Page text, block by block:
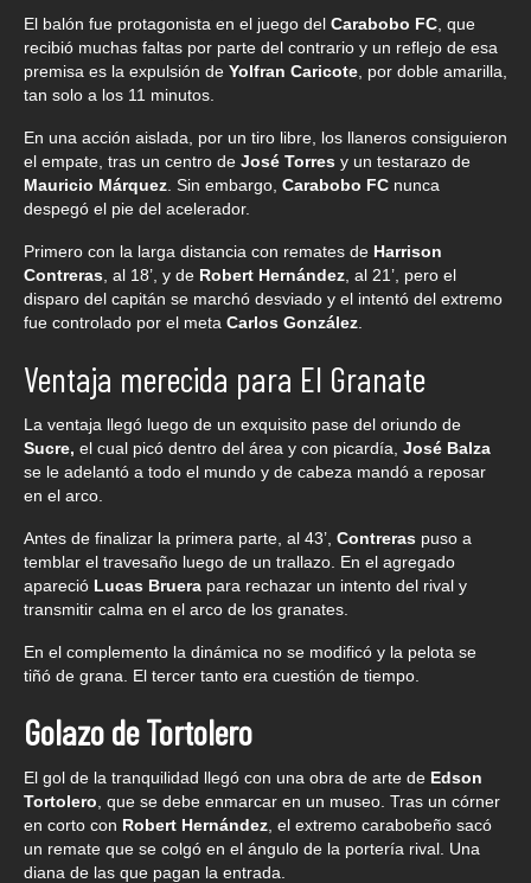
El balón fue protagonista en el juego del Carabobo FC , que
recibió muchas faltas por parte del contrario y un reflejo de esa
premisa es la expulsión de Yolfran Caricote , por doble amarilla,
tan solo a los 11 minutos.
En una acción aislada, por un tiro libre, los llaneros consiguieron
el empate, tras un centro de José Torres y un testarazo de
Mauricio Márquez . Sin embargo, Carabobo FC nunca
despegó el pie del acelerador.
Primero con la larga distancia con remates de Harrison
Contreras , al 18’, y de Robert Hernández , al 21’, pero el
disparo del capitán se marchó desviado y el intentó del extremo
fue controlado por el meta Carlos González
Ventaja merecida para El Granate
La ventaja llegó luego de un exquisito pase del oriundo de
Sucre, el cual picó dentro del área y con picardía, José Balza
se le adelantó a todo el mundo y de cabeza mandó a reposar
en el arco.
Antes de finalizar la primera parte, al 43’, Contreras puso a
temblar el travesaño luego de un trallazo. En el agregado
apareció Lucas Bruera para rechazar un intento del rival y
transmitir calma en el arco de los granates.
En el complemento la dinámica no se modificó y la pelota se
tiñó de grana. El tercer tanto era cuestión de tiempo.
Golazo de Tortolero
El gol de la tranquilidad llegó con una obra de arte de Edson
Tortolero , que se debe enmarcar en un museo. Tras un córner
en corto con Robert Hernández , el extremo carabobeño sacó
un remate que se colgó en el ángulo de la portería rival. Una
diana de las que pagan la entrada.